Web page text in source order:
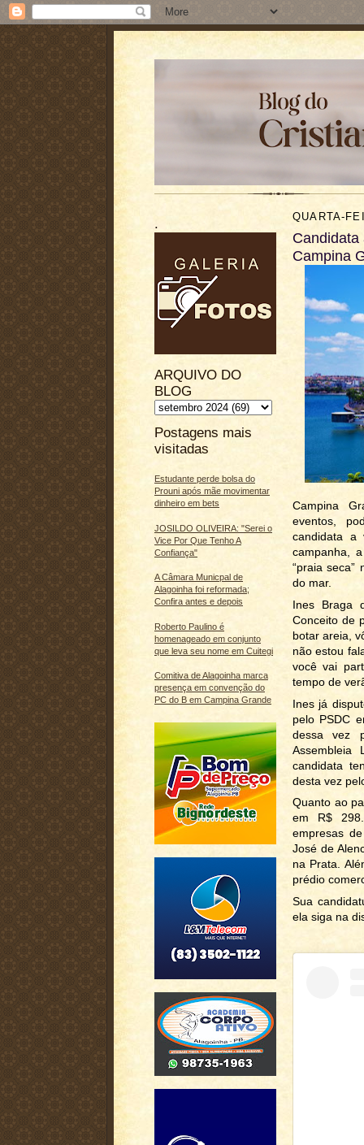
.
ARQUIVO DO
BLOG
Postagens mais
visitadas
Estudante perde bolsa do
Prouni após mãe movimentar
dinheiro em bets
JOSILDO OLIVEIRA: "Serei o
Vice Por Que Tenho A
Confiança"
A Câmara Municpal de
Alagoinha foi reformada;
Confira antes e depois
Roberto Paulino é
homenageado em conjunto
que leva seu nome em Cuitegi
Comitiva de Alagoinha marca
presença em convenção do
PC do B em Campina Grande
QUARTA-
Candidata
Campina
Campina
eventos,
candidata a
campanha,
“praia
do mar.
Ines Braga
Conceito de
botar areia,
não estou
você vai
tempo de
Ines já
pelo PSDC
dessa vez
Assembleia
candidata
desta vez
Quanto ao
em R$
empresas
José de
na Prata.
prédio
Sua
ela siga na